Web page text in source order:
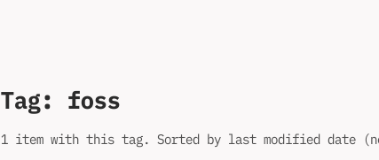
Tag: foss
1 item with this tag. Sorted by last modified date